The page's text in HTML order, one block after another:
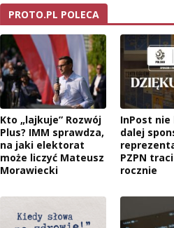
PROTO.PL POLECA
Kto „lajkuje” Rozwój
Plus? IMM sprawdza,
na jaki elektorat
może liczyć Mateusz
Morawiecki
InPost nie
dalej
PZPN
rocznie